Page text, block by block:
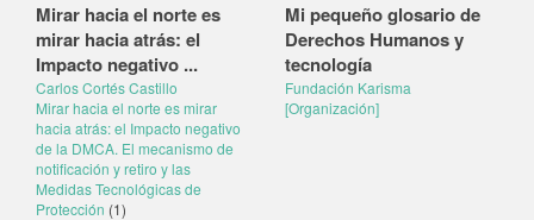
Mirar hacia el norte es
mirar hacia atrás: el
Impacto negativo ...
Carlos Cortés Castillo
Mirar hacia el norte es mirar
hacia atrás: el Impacto negativo
de la DMCA. El mecanismo de
notificación y retiro y las
Medidas Tecnológicas de
Protección (1)
Mi pequeño glosario de
Derechos Humanos y
tecnología
Fundación Karisma
[Organización]